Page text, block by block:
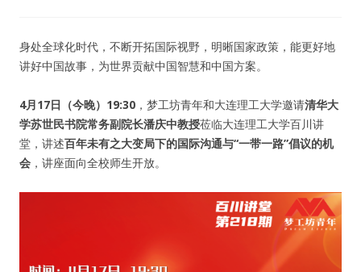
视频
梦工坊视频
纪录片1 梦想开始的地方
身处全球化时代，不断开拓国际视野，明晰国家政策，能更好地
讲好中国故事，为世界贡献中国智慧和中国方案。
4月17日（今晚）19:30 ，梦工坊青年和大连理工大学邀请清华大
学苏世民书院常务副院长潘庆中教授莅临大连理工大学百川讲
堂，讲述百年未有之大变局下的国际沟通与“一带一路”倡议的机
会 ，讲座面向全校师生开放。